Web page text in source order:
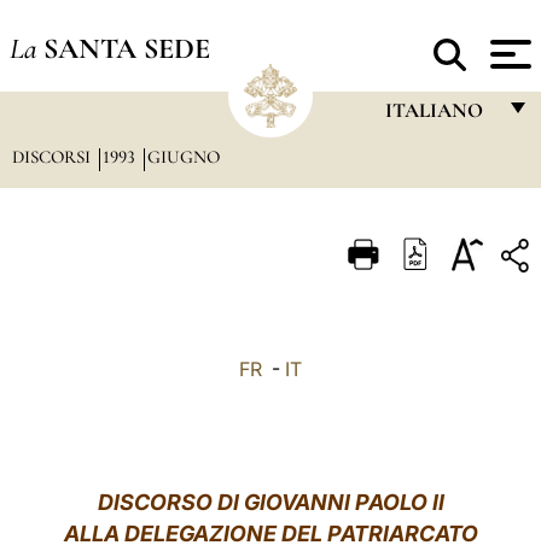
La SANTA SEDE
ITALIANO
ITALIANO
中文
DISCORSI 1993 GIUGNO
FR - IT
DISCORSO DI GIOVANNI PAOLO II
ALLA DELEGAZIONE DEL PATRIARCATO